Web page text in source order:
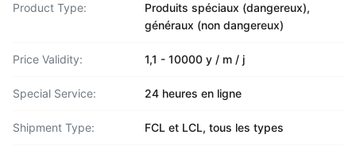
Product Type:
Produits spéciaux (dangereux),
généraux (non dangereux)
Price Validity: 1,1 - 10000 y / m / j
Special Service: 24 heures en ligne
Shipment Type: FCL et LCL, tous les types